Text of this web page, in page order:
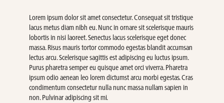
Lorem ipsum dolor sit amet consectetur. Consequat sit tristique
lacus metus diam nibh eu. Nunc in ornare sit scelerisque mauris
lobortis in nisi laoreet. Senectus lacus scelerisque eget donec
massa. Risus mauris tortor commodo egestas blandit accumsan
lectus arcu. Scelerisque sagittis est adipiscing eu luctus ipsum.
Purus pharetra semper eu quisque amet orci viverra. Pharetra
ipsum odio aenean leo lorem dictumst arcu morbi egestas. Cras
condimentum consectetur nulla nunc massa nullam sapien in
non. Pulvinar adipiscing sit mi.